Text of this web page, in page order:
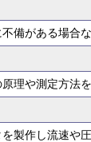
備がある場合
理や測定方法
製作し流速や